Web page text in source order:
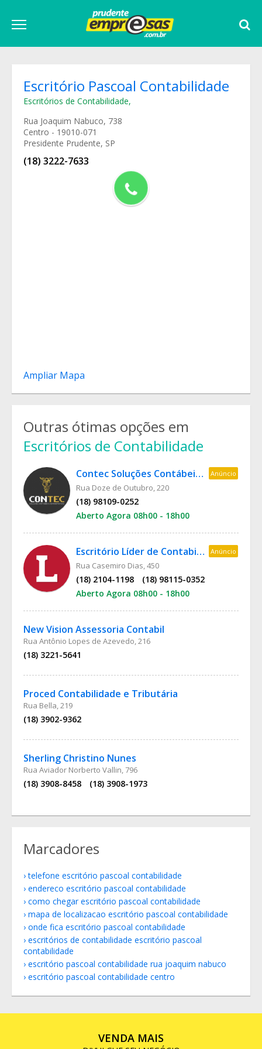
Escritório Pascoal Contabilidade
Escritórios de Contabilidade,
Rua Joaquim Nabuco, 738
Centro - 19010-071
Presidente Prudente, SP
(18) 3222-7633
Ampliar Mapa
Outras ótimas opções em
Escritórios de Contabilidade
Contec Soluções Contábeis e Administrativas Anúncio
Rua Doze de Outubro, 220
(18) 98109-0252
Aberto Agora 08h00 - 18h00
Escritório Líder de Contabilidade Anúncio
Rua Casemiro Dias, 450
(18) 2104-1198
(18) 98115-0352
Aberto Agora 08h00 - 18h00
New Vision Assessoria Contabil
Rua Antônio Lopes de Azevedo, 216
(18) 3221-5641
Proced Contabilidade e Tributária
Rua Bella, 219
(18) 3902-9362
Sherling Christino Nunes
Rua Aviador Norberto Vallin, 796
(18) 3908-8458 (18) 3908-1973
Marcadores
telefone escritório pascoal contabilidade
endereco escritório pascoal contabilidade
como chegar escritório pascoal contabilidade
mapa de localizacao escritório pascoal contabilidade
onde fica escritório pascoal contabilidade
escritórios de contabilidade escritório pascoal
contabilidade
escritório pascoal contabilidade rua joaquim nabuco
escritório pascoal contabilidade centro
VENDA MAIS